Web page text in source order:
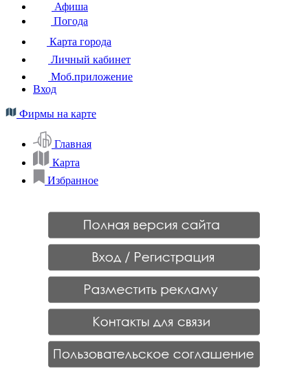
Афиша
Погода
Карта города
Личный кабинет
Моб.приложение
Вход
Фирмы на карте
Главная
Карта
Избранное